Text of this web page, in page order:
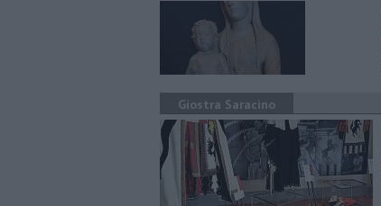
Giostra Saracino